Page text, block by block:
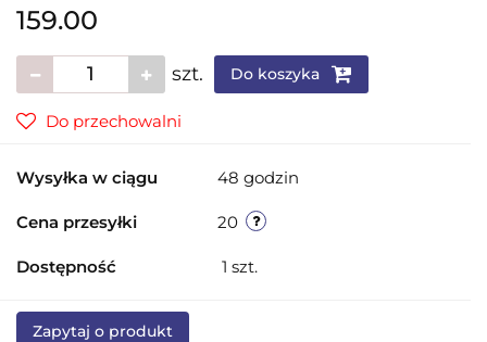
159.00
szt. Do koszyka
Do przechowalni
Wysyłka w ciągu 48 godzin
Cena przesyłki 20
Dostępność 1 szt.
Zapytaj o produkt